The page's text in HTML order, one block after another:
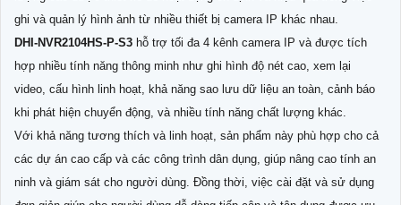
ghi và quản lý hình ảnh từ nhiều thiết bị camera IP khác nhau.
DHI-NVR2104HS-P-S3 hỗ trợ tối đa 4 kênh camera IP và được tích
hợp nhiều tính năng thông minh như ghi hình độ nét cao, xem lại
video, cấu hình linh hoạt, khả năng sao lưu dữ liệu an toàn, cảnh báo
khi phát hiện chuyển động, và nhiều tính năng chất lượng khác.
Với khả năng tương thích và linh hoạt, sản phẩm này phù hợp cho cả
các dự án cao cấp và các công trình dân dụng, giúp nâng cao tính an
ninh và giám sát cho người dùng. Đồng thời, việc cài đặt và sử dụng